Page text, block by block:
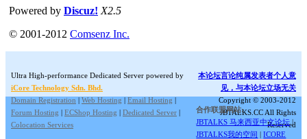
Powered by Discuz! X2.5
© 2001-2012 Comsenz Inc.
Ultra High-performance Dedicated Server powered by
iCore Technology Sdn. Bhd.
Domain Registration | Web Hosting | Email Hosting |
Forum Hosting | ECShop Hosting | Dedicated Server |
Colocation Services
本论坛言论纯属发表者个人意
见，与本论坛立场无关
Copyright © 2003-2012
JBTALKS.CC All Rights
Reserved
合作联盟网站:
JBTALKS 马来西亚中文论坛 |
JBTALKS我的空间 |ICORE